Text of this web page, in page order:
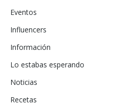
Eventos
Influencers
Información
Lo estabas esperando
Noticias
Recetas